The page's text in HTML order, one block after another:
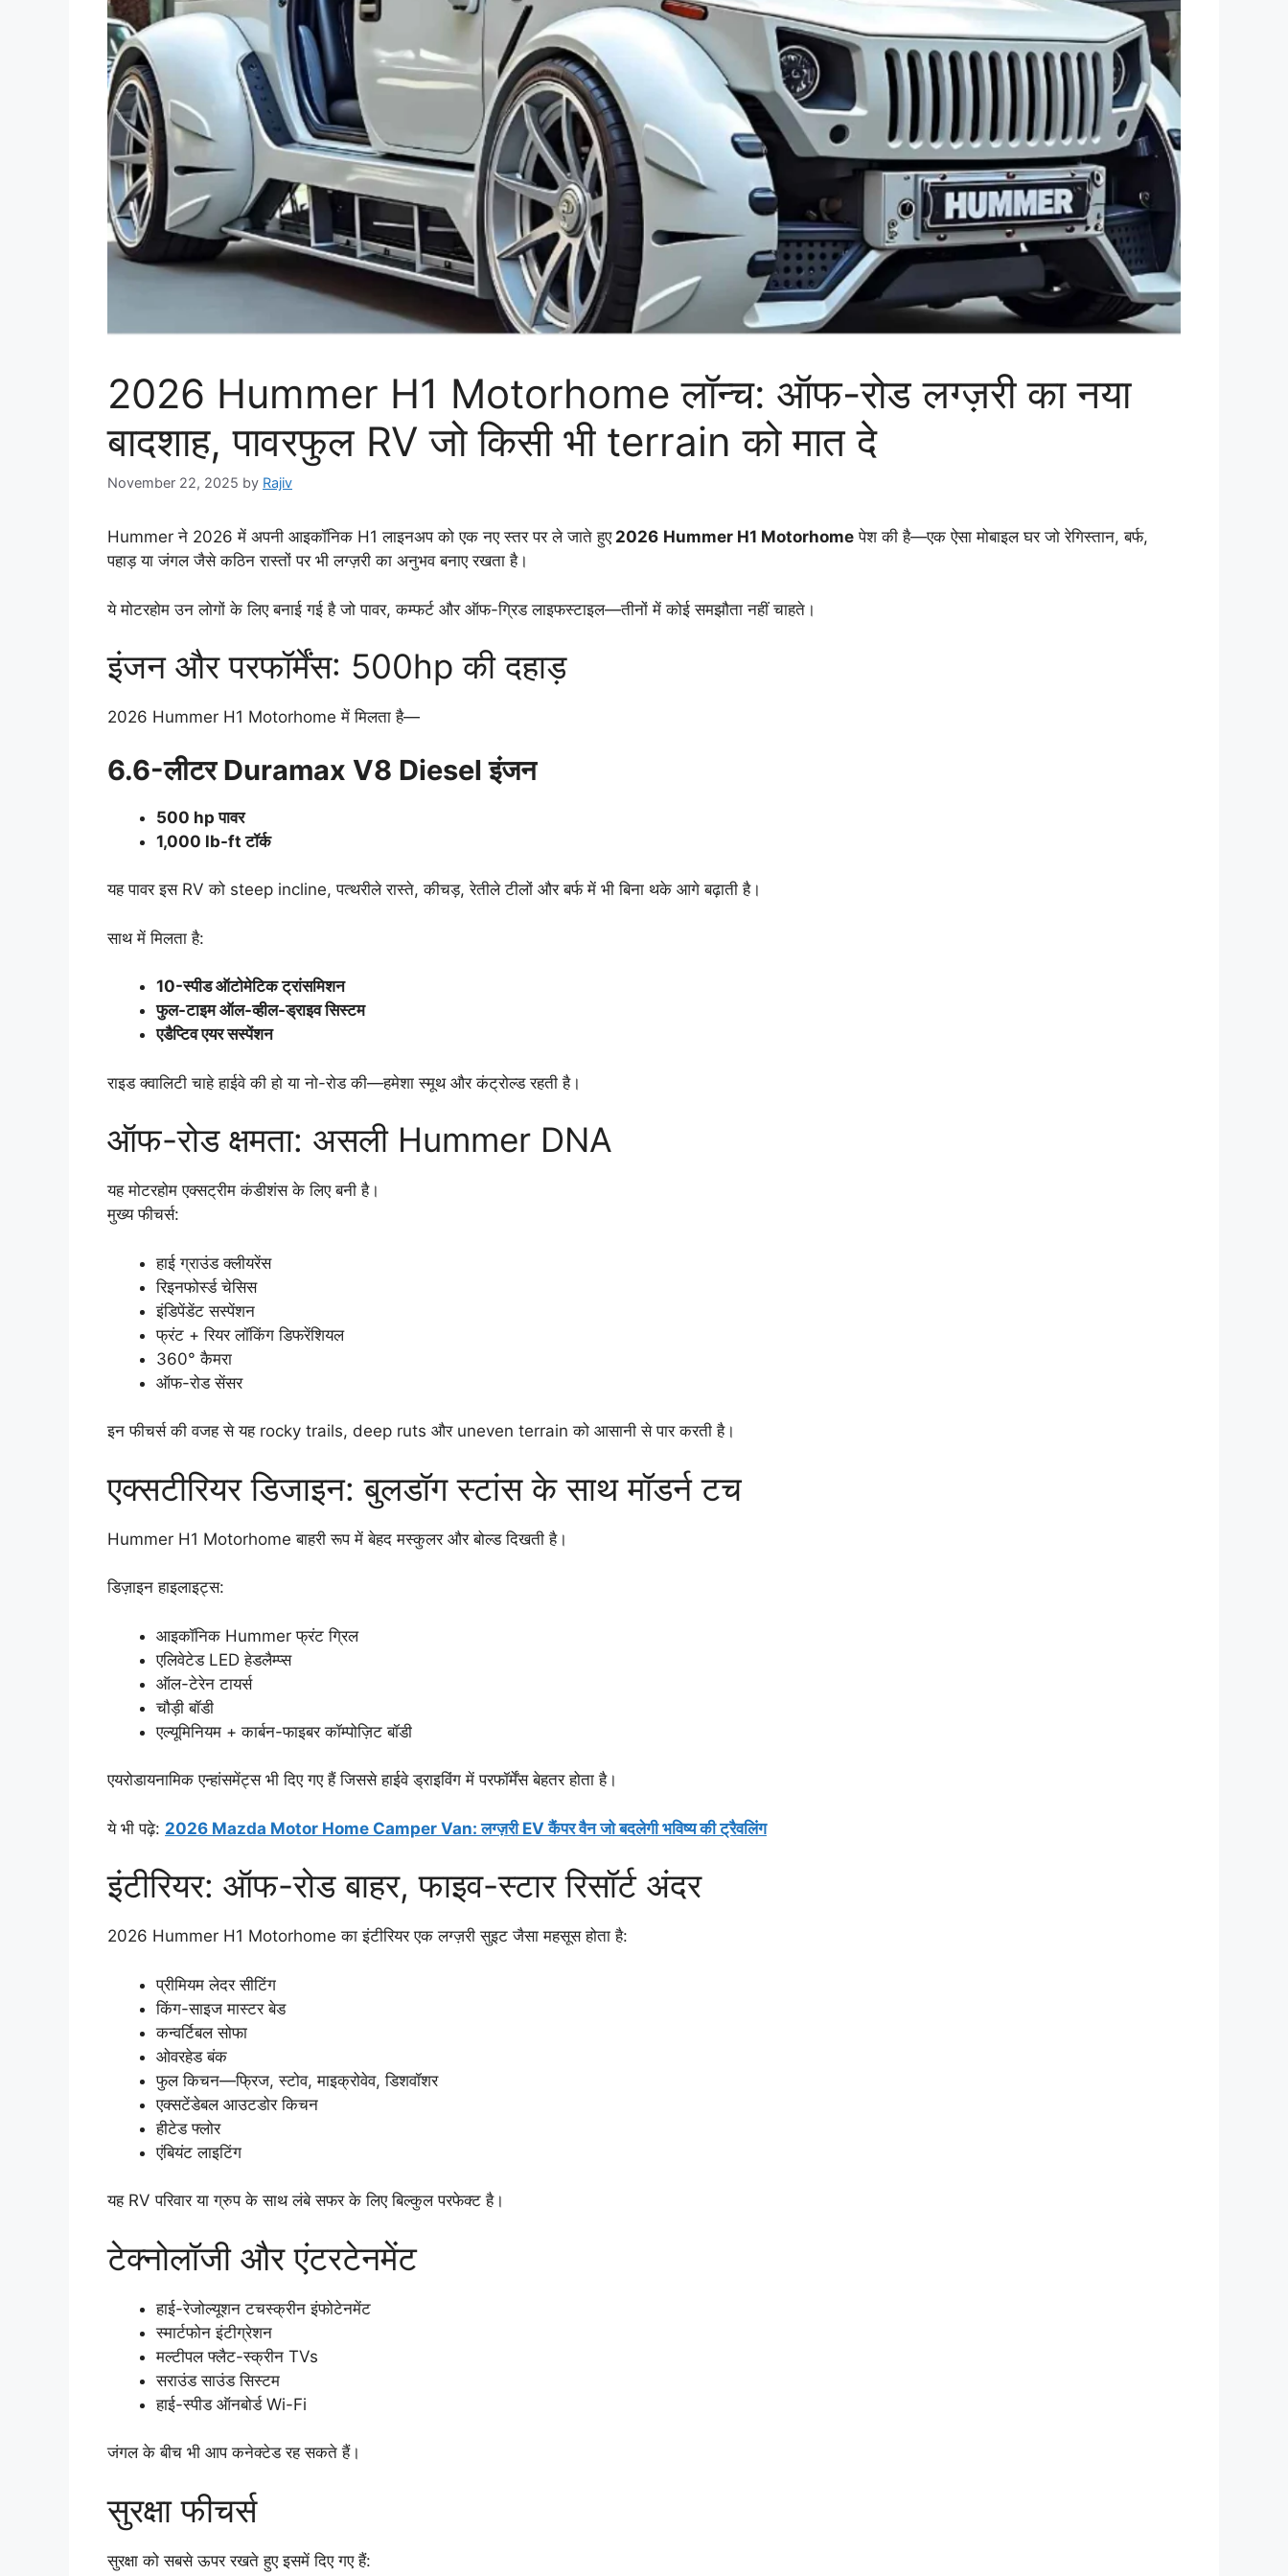
2026 Hummer H1 Motorhome लॉन्च: ऑफ-रोड लग्ज़री का नया
बादशाह, पावरफुल RV जो किसी भी terrain को मात दे
November 22, 2025 by Rajiv
Hummer ने 2026 में अपनी आइकॉनिक H1 लाइनअप को एक नए स्तर पर ले जाते हुए2026 Hummer H1 Motorhome पेश की है—एक ऐसा मोबाइल घर जो रेगिस्तान, बर्फ,
पहाड़ या जंगल जैसे कठिन रास्तों पर भी लग्ज़री का अनुभव बनाए रखता है।
ये मोटरहोम उन लोगों के लिए बनाई गई है जो पावर, कम्फर्ट और ऑफ-ग्रिड लाइफस्टाइल—तीनों में कोई समझौता नहीं चाहते।
इंजन और परफॉर्मेंस: 500hp की दहाड़
2026 Hummer H1 Motorhome में मिलता है—
6.6-लीटर Duramax V8 Diesel इंजन
500 hp पावर
1,000 lb-ft टॉर्क
यह पावर इस RV को steep incline, पत्थरीले रास्ते, कीचड़, रेतीले टीलों और बर्फ में भी बिना थके आगे बढ़ाती है।
साथ में मिलता है:
10-स्पीड ऑटोमेटिक ट्रांसमिशन
फुल-टाइम ऑल-व्हील-ड्राइव सिस्टम
एडैप्टिव एयर सस्पेंशन
राइड क्वालिटी चाहे हाईवे की हो या नो-रोड की—हमेशा स्मूथ और कंट्रोल्ड रहती है।
ऑफ-रोड क्षमता: असली Hummer DNA
यह मोटरहोम एक्सट्रीम कंडीशंस के लिए बनी है।
मुख्य फीचर्स:
हाई ग्राउंड क्लीयरेंस
रिइनफोर्स्ड चेसिस
इंडिपेंडेंट सस्पेंशन
फ्रंट + रियर लॉकिंग डिफरेंशियल
360° कैमरा
ऑफ-रोड सेंसर
इन फीचर्स की वजह से यह rocky trails, deep ruts और uneven terrain को आसानी से पार करती है।
एक्सटीरियर डिजाइन: बुलडॉग स्टांस के साथ मॉडर्न टच
Hummer H1 Motorhome बाहरी रूप में बेहद मस्कुलर और बोल्ड दिखती है।
डिज़ाइन हाइलाइट्स:
आइकॉनिक Hummer फ्रंट ग्रिल
एलिवेटेड LED हेडलैम्प्स
ऑल-टेरेन टायर्स
चौड़ी बॉडी
एल्यूमिनियम + कार्बन-फाइबर कॉम्पोज़िट बॉडी
एयरोडायनामिक एन्हांसमेंट्स भी दिए गए हैं जिससे हाईवे ड्राइविंग में परफॉर्मेंस बेहतर होता है।
ये भी पढ़े: 2026 Mazda Motor Home Camper Van: लग्ज़री EV कैंपर वैन जो बदलेगी भविष्‍य की ट्रैवलिंग
इंटीरियर: ऑफ-रोड बाहर, फाइव-स्टार रिसॉर्ट अंदर
2026 Hummer H1 Motorhome का इंटीरियर एक लग्ज़री सुइट जैसा महसूस होता है:
प्रीमियम लेदर सीटिंग
किंग-साइज मास्टर बेड
कन्वर्टिबल सोफा
ओवरहेड बंक
फुल किचन—फ्रिज, स्टोव, माइक्रोवेव, डिशवॉशर
एक्सटेंडेबल आउटडोर किचन
हीटेड फ्लोर
एंबियंट लाइटिंग
यह RV परिवार या ग्रुप के साथ लंबे सफर के लिए बिल्कुल परफेक्ट है।
टेक्नोलॉजी और एंटरटेनमेंट
हाई-रेजोल्यूशन टचस्क्रीन इंफोटेनमेंट
स्मार्टफोन इंटीग्रेशन
मल्टीपल फ्लैट-स्क्रीन TVs
सराउंड साउंड सिस्टम
हाई-स्पीड ऑनबोर्ड Wi-Fi
जंगल के बीच भी आप कनेक्टेड रह सकते हैं।
सुरक्षा फीचर्स
सुरक्षा को सबसे ऊपर रखते हुए इसमें दिए गए हैं: